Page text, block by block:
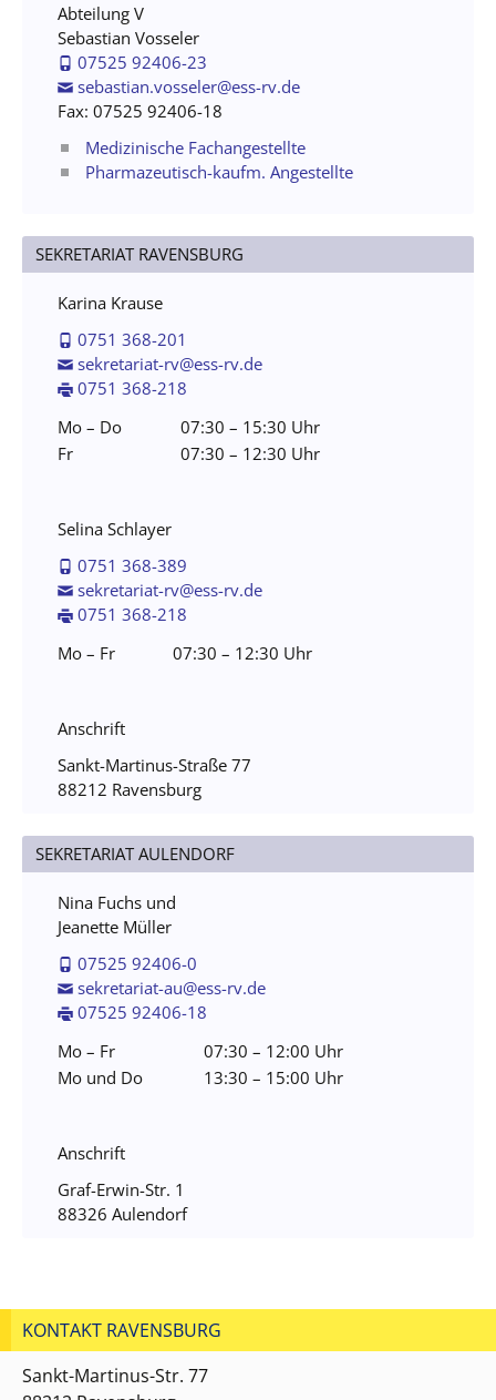
Abteilung V
Sebastian Vosseler
07525 92406-23
sebastian.vosseler@ess-rv.de
Fax: 07525 92406-18
Medizinische Fachangestellte
Pharmazeutisch-kaufm. Angestellte
SEKRETARIAT RAVENSBURG
Karina Krause
0751 368-201
sekretariat-rv@ess-rv.de
0751 368-218
Mo – Do
07:30 – 15:30 Uhr
Fr
07:30 – 12:30 Uhr
Selina Schlayer
0751 368-389
sekretariat-rv@ess-rv.de
0751 368-218
Mo – Fr
07:30 – 12:30 Uhr
Anschrift
Sankt-Martinus-Straße 77
88212 Ravensburg
SEKRETARIAT AULENDORF
Nina Fuchs und
Jeanette Müller
07525 92406-0
sekretariat-au@ess-rv.de
07525 92406-18
Mo – Fr
07:30 – 12:00 Uhr
Mo und Do
13:30 – 15:00 Uhr
Anschrift
Graf-Erwin-Str. 1
88326 Aulendorf
KONTAKT RAVENSBURG
Sankt-Martinus-Str. 77